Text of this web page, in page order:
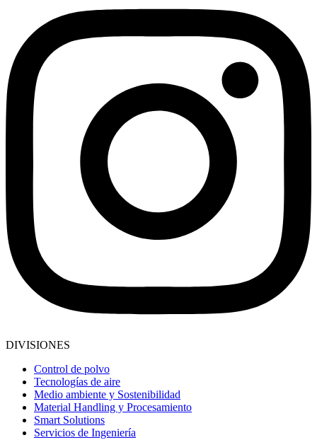
DIVISIONES
Control de polvo
Tecnologías de aire
Medio ambiente y Sostenibilidad
Material Handling y Procesamiento
Smart Solutions
Servicios de Ingeniería